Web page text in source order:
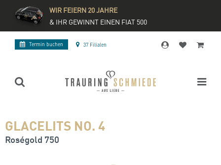
WIR FEIERN 20 JAHRE
& IHR GEWINNT EINEN FIAT 500
Termin buchen 37 Filialen
GLACELITS NO. 4
Roségold 750